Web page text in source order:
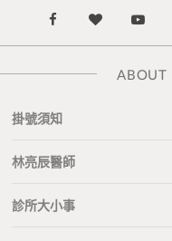
F
a
e
b
B
l
Y
o
u
ABOUT
掛號須知
林亮辰醫師
診所大小事